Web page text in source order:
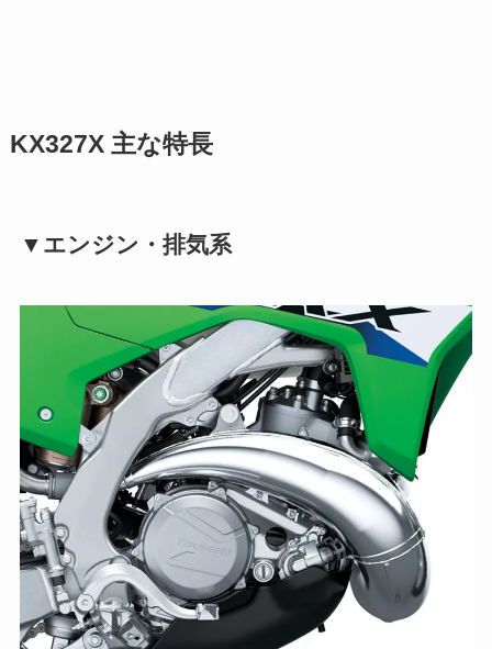
KX327X 主な特長
▼エンジン・排気系